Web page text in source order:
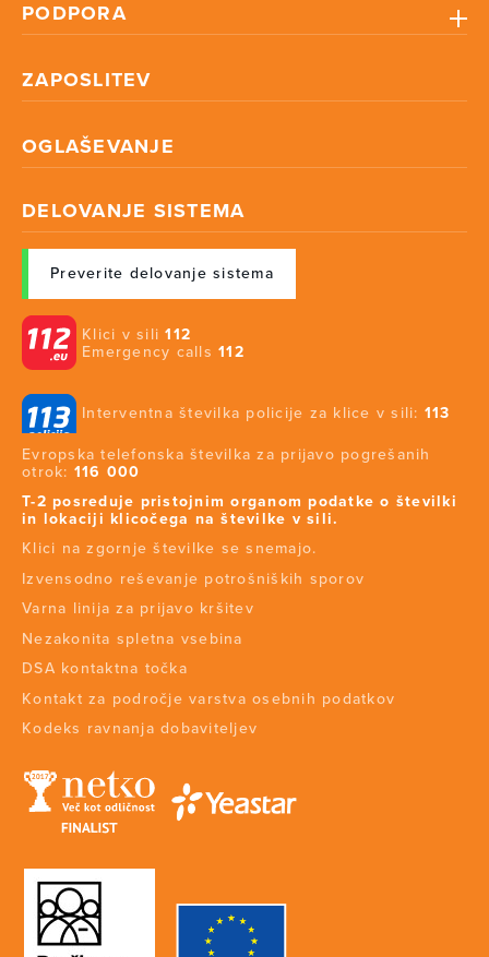
PODPORA
ZAPOSLITEV
OGLAŠEVANJE
DELOVANJE SISTEMA
Preverite delovanje sistema
Klici v sili112
Emergency calls 112
Interventna številka policije za klice v sili: 113
Evropska telefonska številka za prijavo pogrešanih
otrok: 116 000
T-2 posreduje pristojnim organom podatke o številki
in lokaciji klicočega na številke v sili.
Klici na zgornje številke se snemajo.
Izvensodno reševanje potrošniških sporov
Varna linija za prijavo kršitev
Nezakonita spletna vsebina
DSA kontaktna točka
Kontakt za področje varstva osebnih podatkov
Kodeks ravnanja dobaviteljev